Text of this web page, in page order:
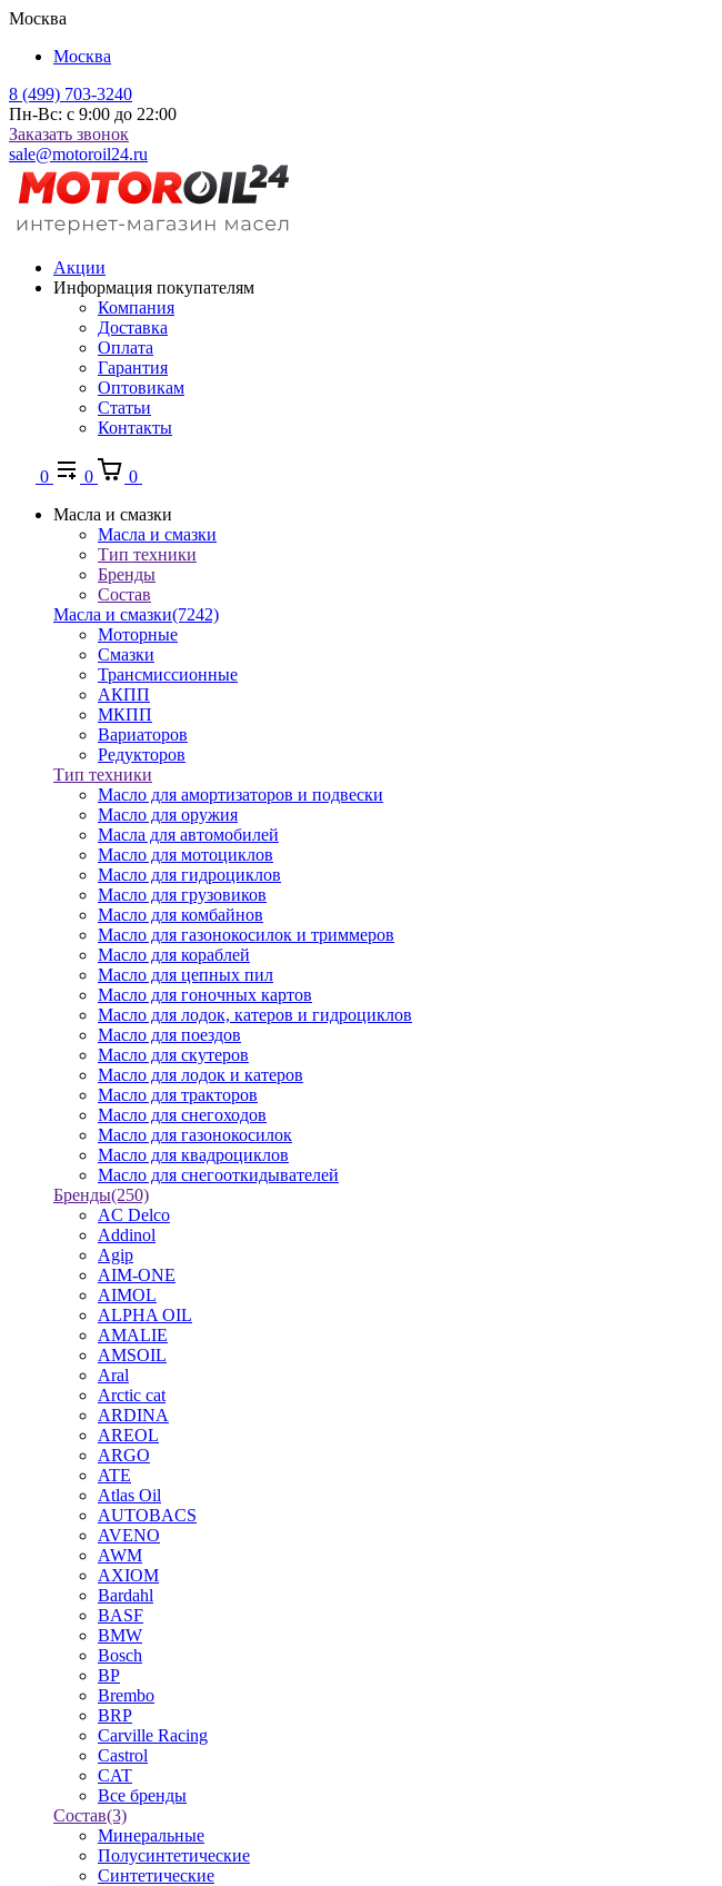
Москва
Москва
8 (499) 703-3240
Пн-Вс: с 9:00 до 22:00
Заказать звонок
sale@motoroil24.ru
Акции
Информация покупателям
Компания
Доставка
Оплата
Гарантия
Оптовикам
Статьи
Контакты
0 0
0
Масла и смазки
Масла и смазки
Тип техники
Бренды
Состав
Масла и смазки(7242)
Моторные
Смазки
Трансмиссионные
АКПП
МКПП
Вариаторов
Редукторов
Тип техники
Масло для амортизаторов и подвески
Масло для оружия
Масла для автомобилей
Масло для мотоциклов
Масло для гидроциклов
Масло для грузовиков
Масло для комбайнов
Масло для газонокосилок и триммеров
Масло для кораблей
Масло для цепных пил
Масло для гоночных картов
Масло для лодок, катеров и гидроциклов
Масло для поездов
Масло для скутеров
Масло для лодок и катеров
Масло для тракторов
Масло для снегоходов
Масло для газонокосилок
Масло для квадроциклов
Масло для снегооткидывателей
Бренды(250)
AC Delco
Addinol
Agip
AIM-ONE
AIMOL
ALPHA OIL
AMALIE
AMSOIL
Aral
Arctic cat
ARDINA
AREOL
ARGO
ATE
Atlas Oil
AUTOBACS
AVENO
AWM
AXIOM
Bardahl
BASF
BMW
Bosch
BP
Brembo
BRP
Carville Racing
Castrol
CAT
Все бренды
Состав(3)
Минеральные
Полусинтетические
Синтетические